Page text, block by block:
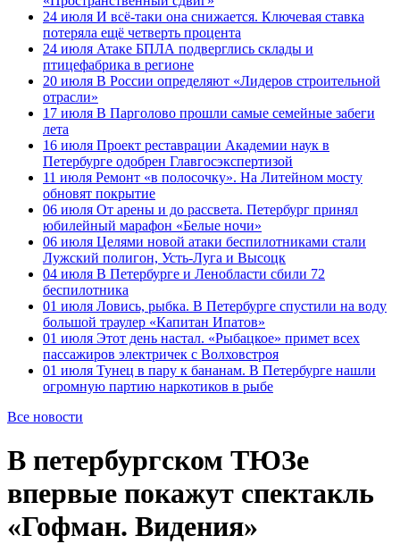
24 июля И всё-таки она снижается. Ключевая ставка
потеряла ещё четверть процента
24 июля Атаке БПЛА подверглись склады и
птицефабрика в регионе
20 июля В России определяют «Лидеров строительной
отрасли»
17 июля В Парголово прошли самые семейные забеги
лета
16 июля Проект реставрации Академии наук в
Петербурге одобрен Главгосэкспертизой
11 июля Ремонт «в полосочку». На Литейном мосту
обновят покрытие
06 июля От арены и до рассвета. Петербург принял
юбилейный марафон «Белые ночи»
06 июля Целями новой атаки беспилотниками стали
Лужский полигон, Усть-Луга и Высоцк
04 июля В Петербурге и Ленобласти сбили 72
беспилотника
01 июля Ловись, рыбка. В Петербурге спустили на воду
большой траулер «Капитан Ипатов»
01 июля Этот день настал. «Рыбацкое» примет всех
пассажиров электричек с Волховстроя
01 июля Тунец в пару к бананам. В Петербурге нашли
огромную партию наркотиков в рыбе
Все новости
В петербургском ТЮЗе
впервые покажут спектакль
«Гофман. Видения»